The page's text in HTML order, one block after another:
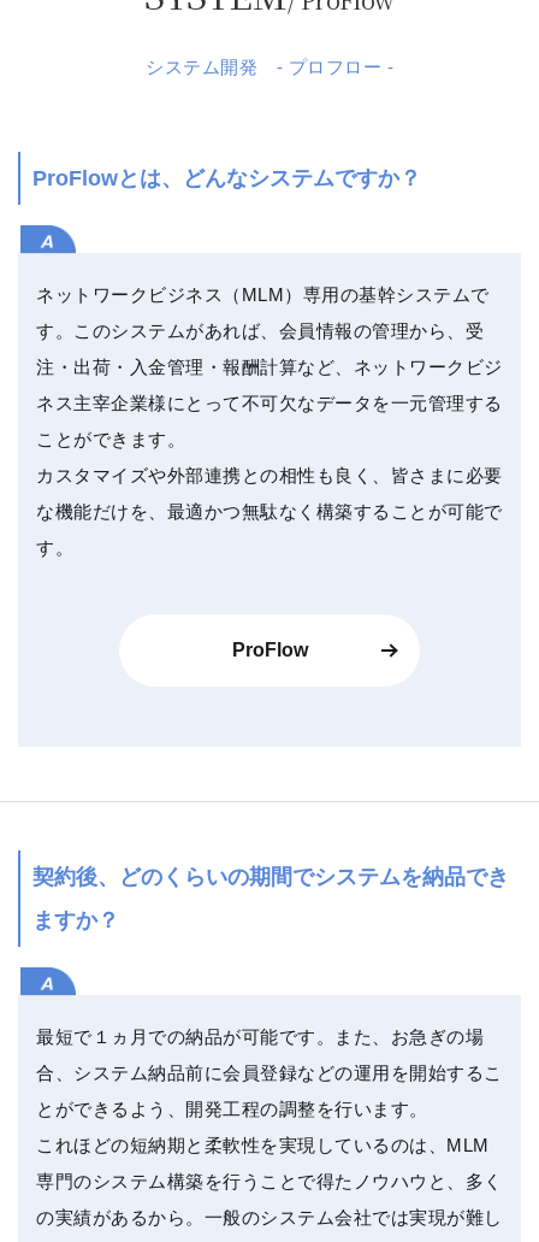
システム開発 - プロフロー -
ProFlowとは、どんなシステムですか？
ネットワークビジネス（MLM）専用の基幹システムで
す。このシステムがあれば、会員情報の管理から、受
注・出荷・入金管理・報酬計算など、ネットワークビジ
ネス主宰企業様にとって不可欠なデータを一元管理する
ことができます。
カスタマイズや外部連携との相性も良く、皆さまに必要
な機能だけを、最適かつ無駄なく構築することが可能で
す。
ProFlow
契約後、どのくらいの期間でシステムを納品でき
ますか？
最短で１ヵ月での納品が可能です。また、お急ぎの場
合、システム納品前に会員登録などの運用を開始するこ
とができるよう、開発工程の調整を行います。
これほどの短納期と柔軟性を実現しているのは、MLM
専門のシステム構築を行うことで得たノウハウと、多く
の実績があるから。一般のシステム会社では実現が難し